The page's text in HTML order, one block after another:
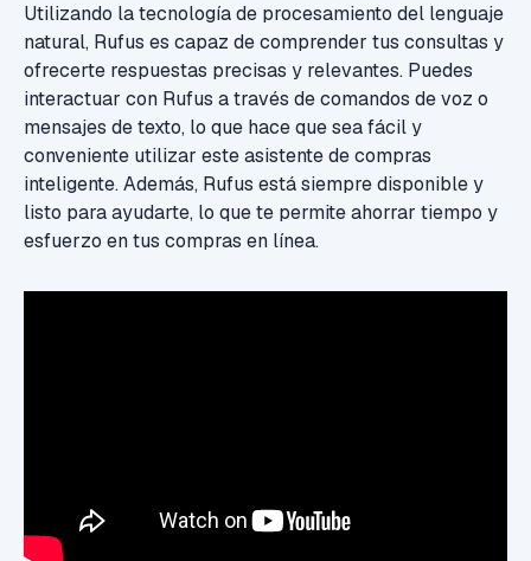
Utilizando la tecnología de procesamiento del lenguaje
natural, Rufus es capaz de comprender tus consultas y
ofrecerte respuestas precisas y relevantes. Puedes
interactuar con Rufus a través de comandos de voz o
mensajes de texto, lo que hace que sea fácil y
conveniente utilizar este asistente de compras
inteligente. Además, Rufus está siempre disponible y
listo para ayudarte, lo que te permite ahorrar tiempo y
esfuerzo en tus compras en línea.